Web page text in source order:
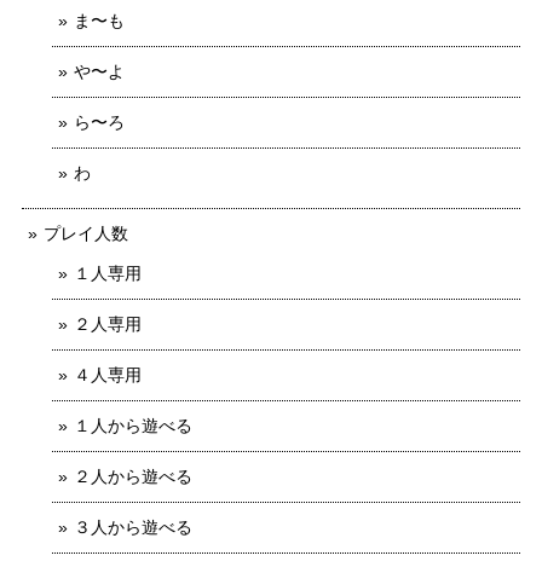
ま〜も
や〜よ
ら〜ろ
わ
プレイ人数
１人専用
２人専用
４人専用
１人から遊べる
２人から遊べる
３人から遊べる